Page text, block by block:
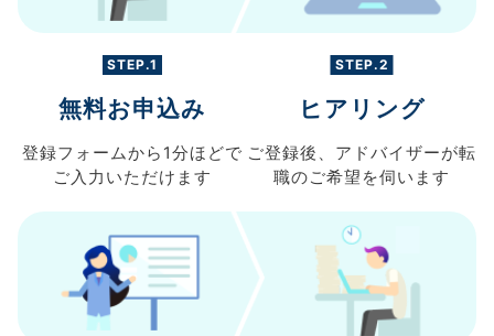
STEP.1
無料お申込み
登録フォームから 1分ほどで
ご入力 いただけます
STEP.2
ヒアリング
ご登録後、 アドバイザーが転
職のご希望を伺います